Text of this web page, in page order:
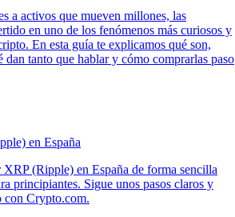
a activos que mueven millones, las
en uno de los fenómenos más curiosos y
En esta guía te explicamos qué son,
tanto que hablar y cómo comprarlas paso
en España
(Ripple) en España de forma sencilla
principiantes. Sigue unos pasos claros y
con Crypto.com.